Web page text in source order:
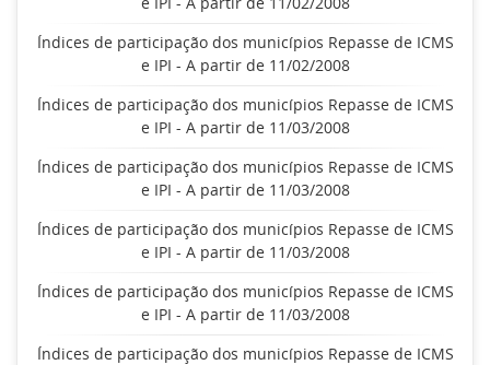
Índices de participação dos municípios Repasse de ICMS
e IPI - A partir de 11/02/2008
Índices de participação dos municípios Repasse de ICMS
e IPI - A partir de 11/03/2008
Índices de participação dos municípios Repasse de ICMS
e IPI - A partir de 11/03/2008
Índices de participação dos municípios Repasse de ICMS
e IPI - A partir de 11/03/2008
Índices de participação dos municípios Repasse de ICMS
e IPI - A partir de 11/03/2008
Índices de participação dos municípios Repasse de ICMS